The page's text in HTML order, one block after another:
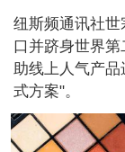
纽斯频通讯社世
口并跻身世界
助线上人气产
式方案"。